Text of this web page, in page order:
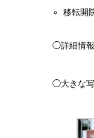
移転開
◯詳細情報
◯大きな写